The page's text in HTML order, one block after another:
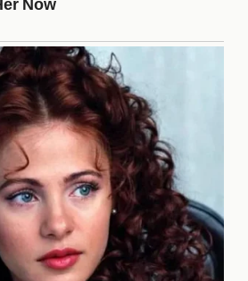
de ellos aprovechan esta
proyectos personales,
o incluso participar en otros
Sin embargo, la
puede ser abrumadora, ya que
la atención mediática y a las